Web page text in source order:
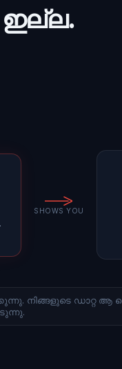
ഇല്ല.
SHOWS YOU
നിങ്ങളുടെ ഡാറ്റ ആ